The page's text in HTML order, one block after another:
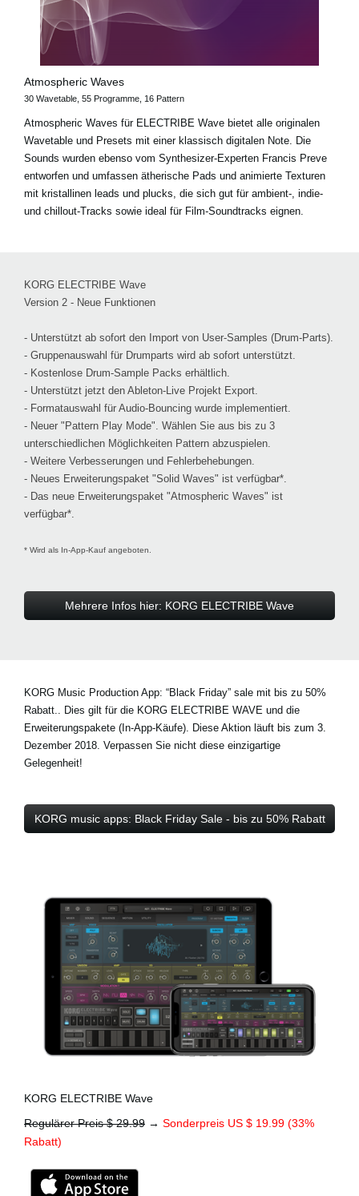
Atmospheric Waves
30 Wavetable, 55 Programme, 16 Pattern
Atmospheric Waves für ELECTRIBE Wave bietet alle originalen
Wavetable und Presets mit einer klassisch digitalen Note. Die
Sounds wurden ebenso vom Synthesizer-Experten Francis Preve
entworfen und umfassen ätherische Pads und animierte Texturen
mit kristallinen leads und plucks, die sich gut für ambient-, indie-
und chillout-Tracks sowie ideal für Film-Soundtracks eignen.
KORG ELECTRIBE Wave
Version 2 - Neue Funktionen
- Unterstützt ab sofort den Import von User-Samples (Drum-Parts).
- Gruppenauswahl für Drumparts wird ab sofort unterstützt.
- Kostenlose Drum-Sample Packs erhältlich.
- Unterstützt jetzt den Ableton-Live Projekt Export.
- Formatauswahl für Audio-Bouncing wurde implementiert.
- Neuer "Pattern Play Mode". Wählen Sie aus bis zu 3
unterschiedlichen Möglichkeiten Pattern abzuspielen.
- Weitere Verbesserungen und Fehlerbehebungen.
- Neues Erweiterungspaket "Solid Waves" ist verfügbar*.
- Das neue Erweiterungspaket "Atmospheric Waves" ist
verfügbar*.
* Wird als In-App-Kauf angeboten.
Mehrere Infos hier: KORG ELECTRIBE Wave
KORG Music Production App: “Black Friday” sale mit bis zu 50%
Rabatt.. Dies gilt für die KORG ELECTRIBE WAVE und die
Erweiterungspakete (In-App-Käufe). Diese Aktion läuft bis zum 3.
Dezember 2018. Verpassen Sie nicht diese einzigartige
Gelegenheit!
KORG music apps: Black Friday Sale - bis zu 50% Rabatt
KORG ELECTRIBE Wave
Regulärer Preis $ 29.99 → Sonderpreis US $ 19.99 (33%
Rabatt)